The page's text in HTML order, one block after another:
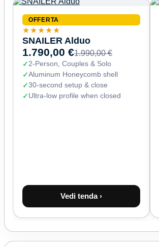
OFFERTA
★★★★★
SNAILER Alduo
1.790,00 €1.990,00 €
2-Person, Couples & Solo
Aluminum Honeycomb shell
30-second setup & close
Ultra-low profile when closed
Vedi tenda ›